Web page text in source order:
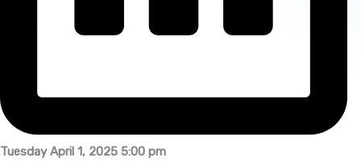
Tuesday April 1, 2025 5:00 pm